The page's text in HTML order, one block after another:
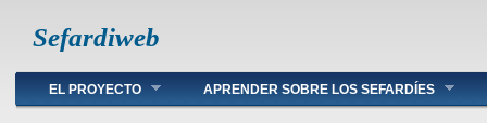
Sefardiweb
Main menu
EL PROYECTO APRENDER SOBRE LOS SEFARDÍES